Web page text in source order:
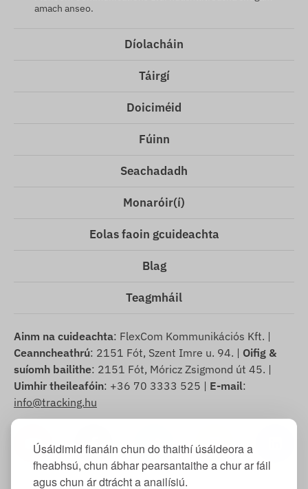
Úsáidimid fianáin chun do thaithí úsáideora a
fheabhsú, chun ábhar pearsantaithe a chur ar fáil
agus chun ár dtrácht a anailísiú.
amach anseo.
Díolacháin
Táirgí
Doiciméid
Fúinn
Seachadadh
Monaróir(í)
Eolas faoin gcuideachta
Blag
Teagmháil
Ainm na cuideachta: FlexCom Kommunikációs Kft. |
Ceanncheathrú: 2151 Fót, Szent Imre u. 94. | Oifig &
suíomh bailithe: 2151 Fót, Móricz Zsigmond út 45. |
Uimhir theileafóin: +36 70 3333 525 | E-mail:
info@tracking.hu